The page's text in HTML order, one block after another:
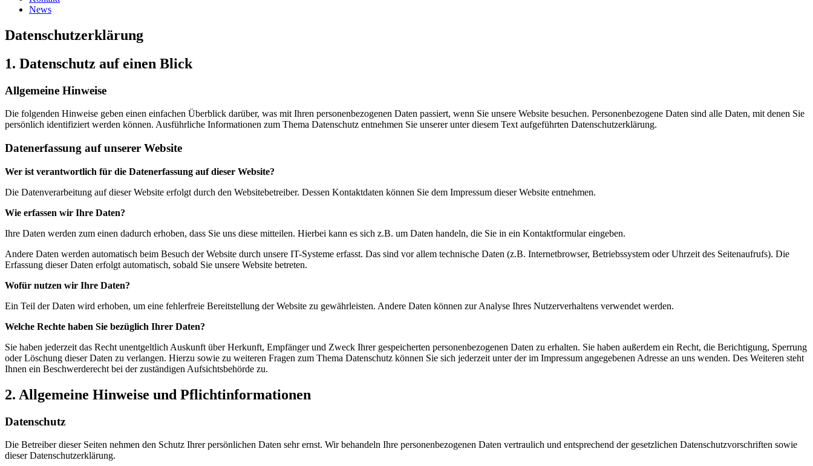
News
Datenschutzerklärung
1. Datenschutz auf einen Blick
Allgemeine Hinweise
Die folgenden Hinweise geben einen einfachen Überblick darüber, was mit Ihren personenbezogenen Daten passiert, wenn Sie unsere Website besuchen. Personenbezogene Daten sind alle Daten, mit denen Sie
persönlich identifiziert werden können. Ausführliche Informationen zum Thema Datenschutz entnehmen Sie unserer unter diesem Text aufgeführten Datenschutzerklärung.
Datenerfassung auf unserer Website
Wer ist verantwortlich für die Datenerfassung auf dieser Website?
Die Datenverarbeitung auf dieser Website erfolgt durch den Websitebetreiber. Dessen Kontaktdaten können Sie dem Impressum dieser Website entnehmen.
Wie erfassen wir Ihre Daten?
Ihre Daten werden zum einen dadurch erhoben, dass Sie uns diese mitteilen. Hierbei kann es sich z.B. um Daten handeln, die Sie in ein Kontaktformular eingeben.
Andere Daten werden automatisch beim Besuch der Website durch unsere IT-Systeme erfasst. Das sind vor allem technische Daten (z.B. Internetbrowser, Betriebssystem oder Uhrzeit des Seitenaufrufs). Die
Erfassung dieser Daten erfolgt automatisch, sobald Sie unsere Website betreten.
Wofür nutzen wir Ihre Daten?
Ein Teil der Daten wird erhoben, um eine fehlerfreie Bereitstellung der Website zu gewährleisten. Andere Daten können zur Analyse Ihres Nutzerverhaltens verwendet werden.
Welche Rechte haben Sie bezüglich Ihrer Daten?
Sie haben jederzeit das Recht unentgeltlich Auskunft über Herkunft, Empfänger und Zweck Ihrer gespeicherten personenbezogenen Daten zu erhalten. Sie haben außerdem ein Recht, die Berichtigung, Sperrung
oder Löschung dieser Daten zu verlangen. Hierzu sowie zu weiteren Fragen zum Thema Datenschutz können Sie sich jederzeit unter der im Impressum angegebenen Adresse an uns wenden. Des Weiteren steht
Ihnen ein Beschwerderecht bei der zuständigen Aufsichtsbehörde zu.
2. Allgemeine Hinweise und Pflichtinformationen
Datenschutz
Die Betreiber dieser Seiten nehmen den Schutz Ihrer persönlichen Daten sehr ernst. Wir behandeln Ihre personenbezogenen Daten vertraulich und entsprechend der gesetzlichen Datenschutzvorschriften sowie
dieser Datenschutzerklärung.